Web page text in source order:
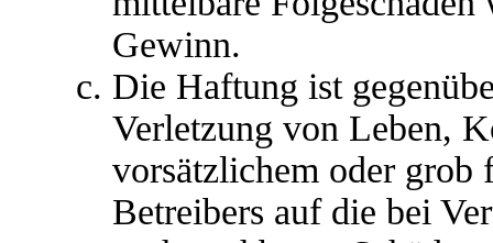
Gewinn.
Die Haftung ist
Verletzung von Leben,
vorsätzlichem oder grob
Betreibers auf die bei